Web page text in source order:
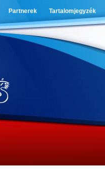
Partnerek Tartalomjegyzék